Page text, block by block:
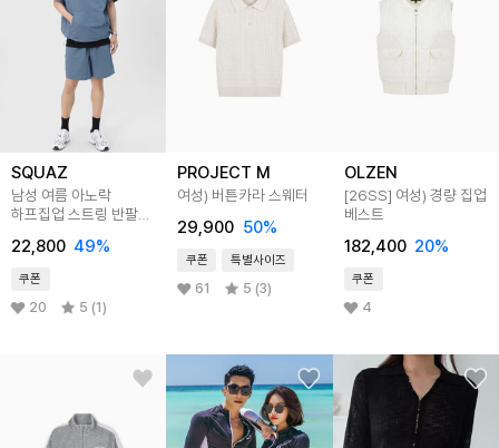
SQUAZ
남성 여름 아노락
하프집업 스트링 반팔
SFREE001
22,800 49%
쿠폰
20 5 (1)
PROJECT M
여성) 버튼카라 스웨터
29,900 50%
쿠폰 특별사이즈
61 5 (3)
OLZEN
[26SS] 여성) 경량 집업
베스트
182,400 20%
쿠폰
4